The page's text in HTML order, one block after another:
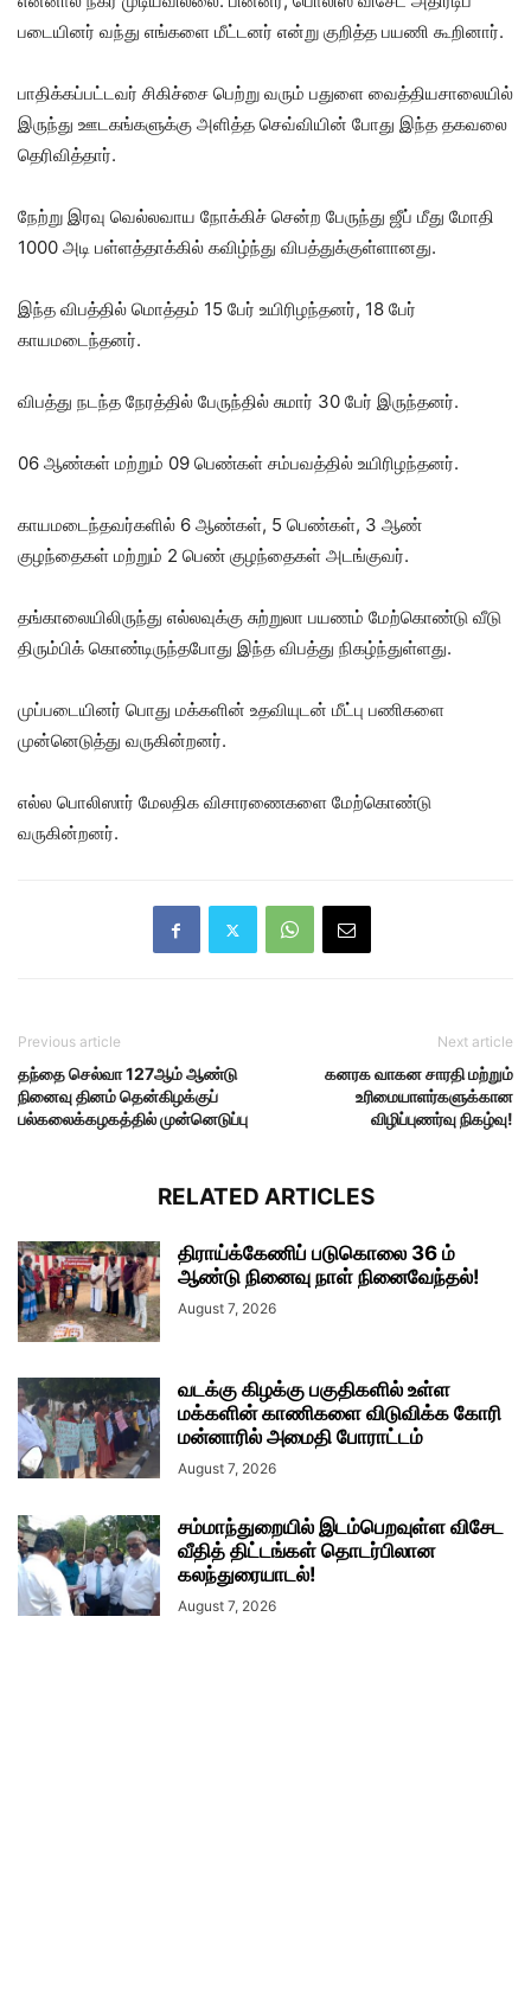
படையினர் வந்து எங்களை மீட்டனர் என்று குறித்த பயணி கூறினார்.
பாதிக்கப்பட்டவர் சிகிச்சை பெற்று வரும் பதுளை வைத்தியசாலையில்
இருந்து ஊடகங்களுக்கு அளித்த செவ்வியின் போது இந்த தகவலை
தெரிவித்தார்.
நேற்று இரவு வெல்லவாய நோக்கிச் சென்ற பேருந்து ஜீப் மீது மோதி
1000 அடி பள்ளத்தாக்கில் கவிழ்ந்து விபத்துக்குள்ளானது.
இந்த விபத்தில் மொத்தம் 15 பேர் உயிரிழந்தனர், 18 பேர்
காயமடைந்தனர்.
விபத்து நடந்த நேரத்தில் பேருந்தில் சுமார் 30 பேர் இருந்தனர்.
06 ஆண்கள் மற்றும் 09 பெண்கள் சம்பவத்தில் உயிரிழந்தனர்.
காயமடைந்தவர்களில் 6 ஆண்கள், 5 பெண்கள், 3 ஆண்
குழந்தைகள் மற்றும் 2 பெண் குழந்தைகள் அடங்குவர்.
தங்காலையிலிருந்து எல்லவுக்கு சுற்றுலா பயணம் மேற்கொண்டு வீடு
திரும்பிக் கொண்டிருந்தபோது இந்த விபத்து நிகழ்ந்துள்ளது.
முப்படையினர் பொது மக்களின் உதவியுடன் மீட்பு பணிகளை
முன்னெடுத்து வருகின்றனர்.
எல்ல பொலிஸார் மேலதிக விசாரணைகளை மேற்கொண்டு
வருகின்றனர்.
Previous article
தந்தை செல்வா 127ஆம் ஆண்டு
நினைவு தினம் தென்கிழக்குப்
பல்கலைக்கழகத்தில் முன்னெடுப்பு
Next article
கனரக வாகன சாரதி மற்றும்
உரிமையாளர்களுக்கான
விழிப்புணர்வு நிகழ்வு!
RELATED ARTICLES
திராய்க்கேணிப் படுகொலை 36 ம்
ஆண்டு நினைவு நாள் நினைவேந்தல்!
August 7, 2026
வடக்கு கிழக்கு பகுதிகளில் உள்ள
மக்களின் காணிகளை விடுவிக்க கோரி
மன்னாரில் அமைதி போராட்டம்
August 7, 2026
சம்மாந்துறையில் இடம்பெறவுள்ள விசேட
வீதித் திட்டங்கள் தொடர்பிலான
கலந்துரையாடல்!
August 7, 2026